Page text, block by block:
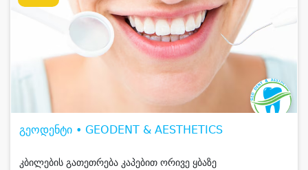
გეოდენტი • GEODENT & AESTHETICS
კბილების გათეთრება კაპებით ორივე ყბაზე